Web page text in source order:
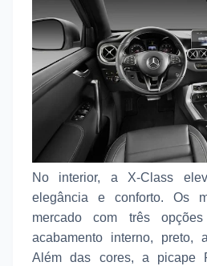
No interior, a X-Class
elegância e conforto. Os
mercado com três
acabamento interno, preto,
Além das cores, a picape